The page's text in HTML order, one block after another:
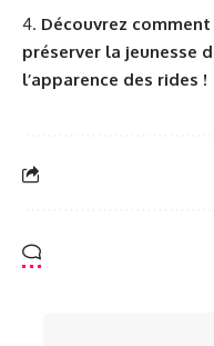
Découvrez
préserver la jeunesse
l’apparence des rides !